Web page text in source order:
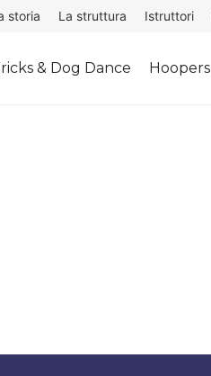
storia La struttura Istruttori
& Dog Dance Hoopers